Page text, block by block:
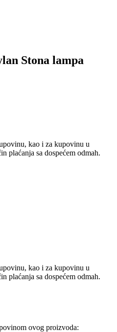
Stona lampa
kao i za kupovinu u
plaćanja sa dospećem odmah.
kao i za kupovinu u
plaćanja sa dospećem odmah.
ovog proizvoda: